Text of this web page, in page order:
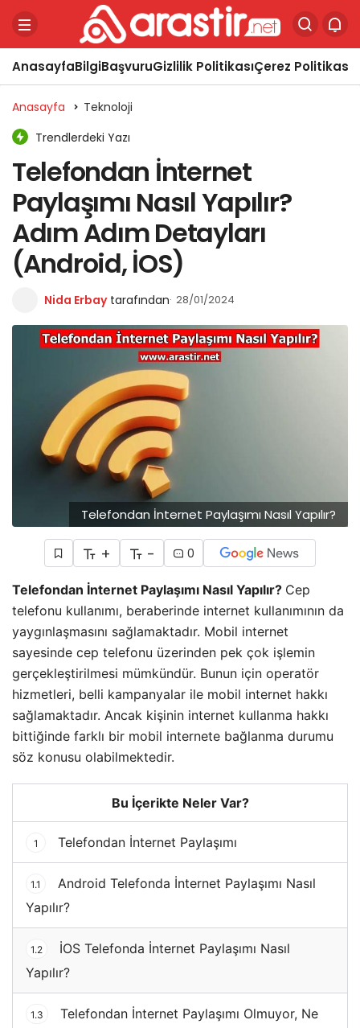
AnasayfaBilgiBaşvuruGizlilik PolitikasıÇerez Politikası
Anasayfa
Teknoloji
Trendlerdeki Yazı
Telefondan İnternet
Paylaşımı Nasıl Yapılır?
Adım Adım Detayları
(Android, İOS)
Nida Erbay tarafından 28/01/2024
Telefondan İnternet Paylaşımı Nasıl Yapılır?
+ - 0
Telefondan İnternet Paylaşımı Nasıl Yapılır? Cep
telefonu kullanımı, beraberinde internet kullanımının da
yaygınlaşmasını sağlamaktadır. Mobil internet
sayesinde cep telefonu üzerinden pek çok işlemin
gerçekleştirilmesi mümkündür. Bunun için operatör
hizmetleri, belli kampanyalar ile mobil internet hakkı
sağlamaktadır. Ancak kişinin internet kullanma hakkı
bittiğinde farklı bir mobil internete bağlanma durumu
söz konusu olabilmektedir.
Bu İçerikte Neler Var?
1 Telefondan İnternet Paylaşımı
1.1
Android Telefonda İnternet Paylaşımı Nasıl
Yapılır?
1.2
İOS Telefonda İnternet Paylaşımı Nasıl
Yapılır?
1.3
Telefondan İnternet Paylaşımı Olmuyor, Ne